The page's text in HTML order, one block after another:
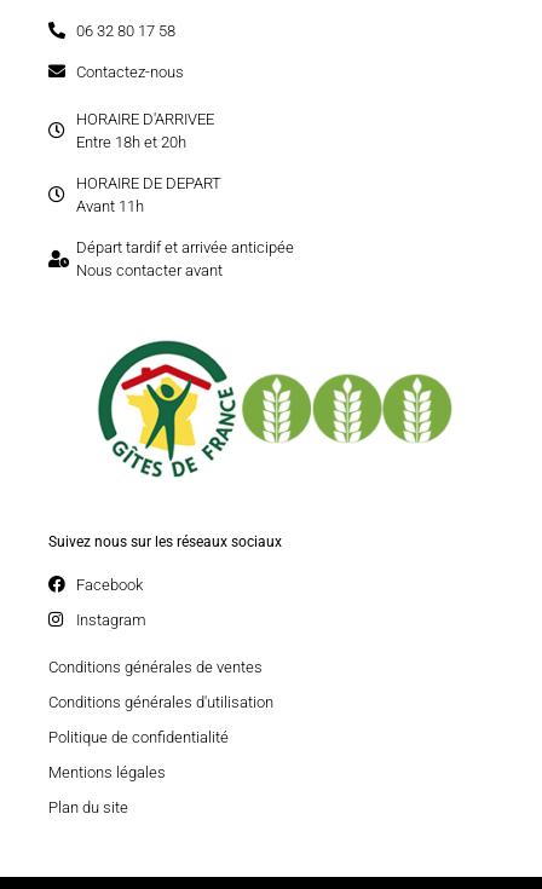
06 32 80 17 58
Contactez-nous
HORAIRE D'ARRIVEE
Entre 18h et 20h
HORAIRE DE DEPART
Avant 11h
Départ tardif et arrivée anticipée
Nous contacter avant
Suivez nous sur les réseaux sociaux
Facebook
Instagram
Conditions générales de ventes
Conditions générales d'utilisation
Politique de confidentialité
Mentions légales
Plan du site